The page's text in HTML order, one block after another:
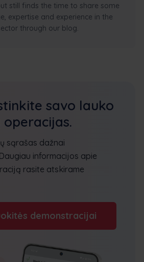
still finds the time to share some
expertise and experience in the
through our blog.
savo lauko
sąrašas dažnai
informacijos apie
rasite atskirame
demonstracijai